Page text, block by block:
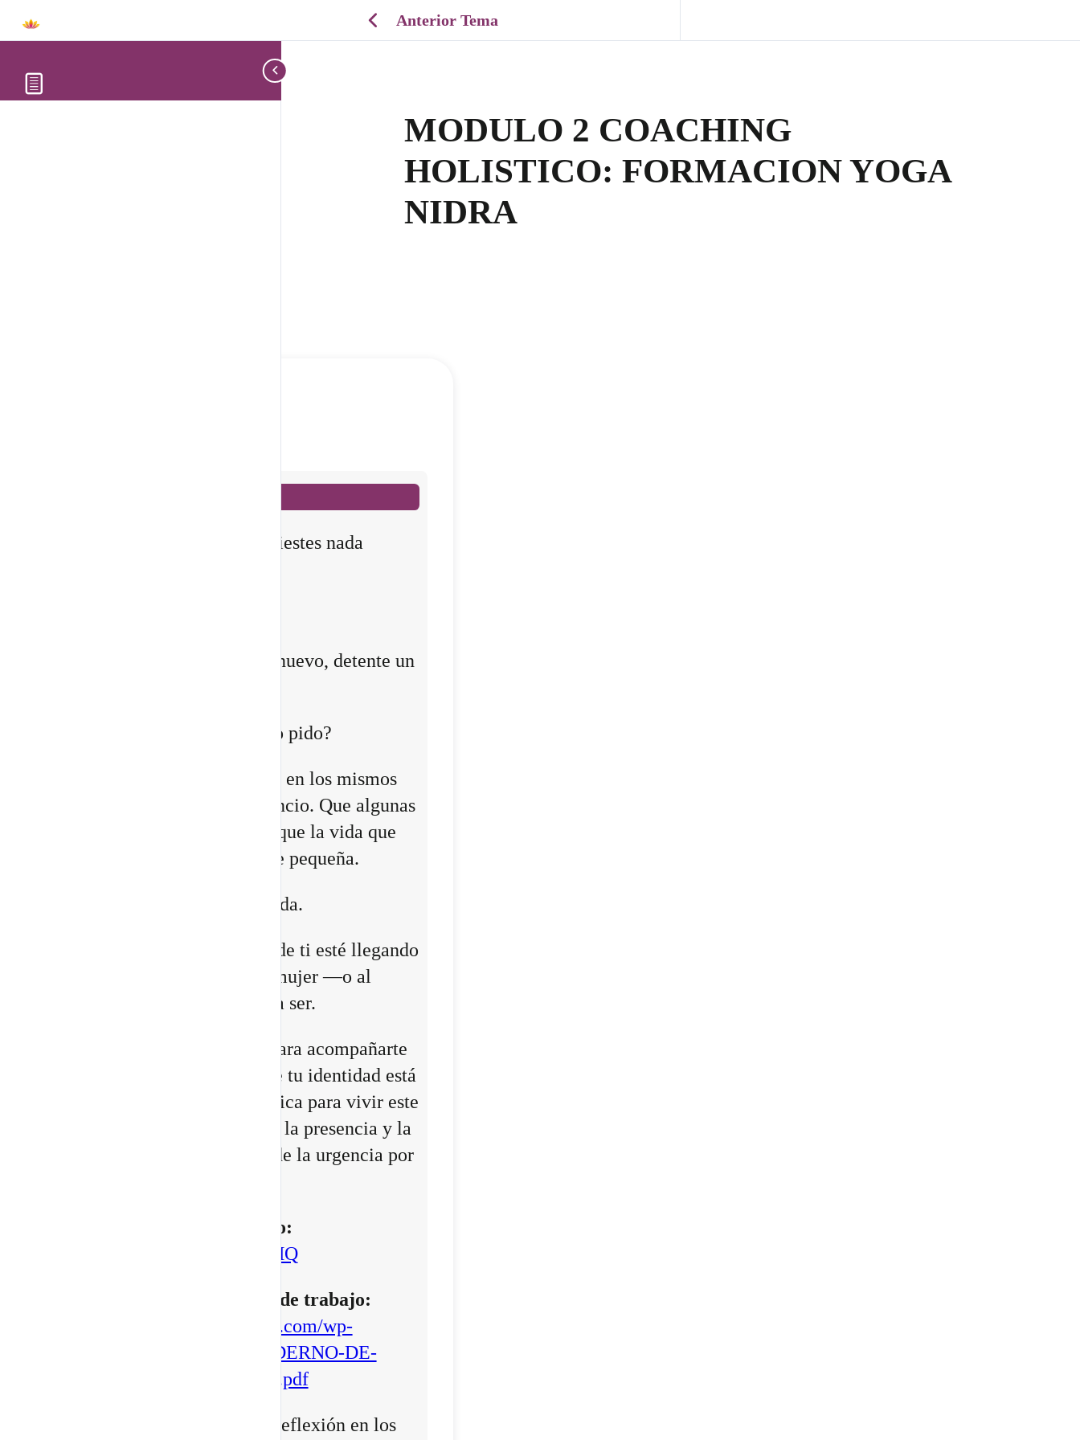
Anterior Tema
MODULO 2 COACHING
HOLISTICO: FORMACION YOGA
NIDRA
, no manifiestes nada
Antes de pedirle a la vida algo nuevo, detente un
¿Quién estoy siendo mientras lo pido?
Quizá sientes que ya no encajas en los mismos
lugares. Que necesitas más silencio. Que algunas
relaciones están cambiando. O que la vida que
construiste comienza a quedarte pequeña.
Eso no significa que estés perdida.
Puede que una antigua versión de ti esté llegando
a su fin para abrir espacio a la mujer —o al
hombre— que estás llamada/o a ser.
He preparado un nuevo vídeo para acompañarte
a reconocer las 8 señales de que tu identidad está
cambiando, junto con una práctica para vivir este
Portal 8/8 desde la consciencia, la presencia y la
transformación interior, no desde la urgencia por
Mira aquí el vídeo completo:
https://youtu.be/BoVcVcLCNMQ
Descarga aqui tu cuaderno de trabajo:
https://escuelatransformacional.com/wp-
content/uploads/2026/08/CUADERNO-DE-
ESCRITURA-POTAL-88-2026.pdf
Después de verlo, comparte tu reflexión en los